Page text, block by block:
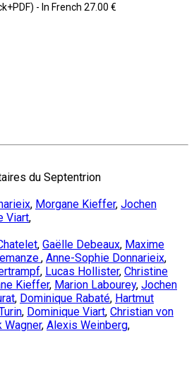
- In French 27.00 €
du Septentrion
, Morgane Kieffer, Jochen
Viart,
, Gaëlle Debeaux, Maxime
, Anne-Sophie Donnarieix,
, Lucas Hollister, Christine
Kieffer, Marion Labourey, Jochen
, Dominique Rabaté, Hartmut
, Dominique Viart, Christian von
Wagner, Alexis Weinberg,